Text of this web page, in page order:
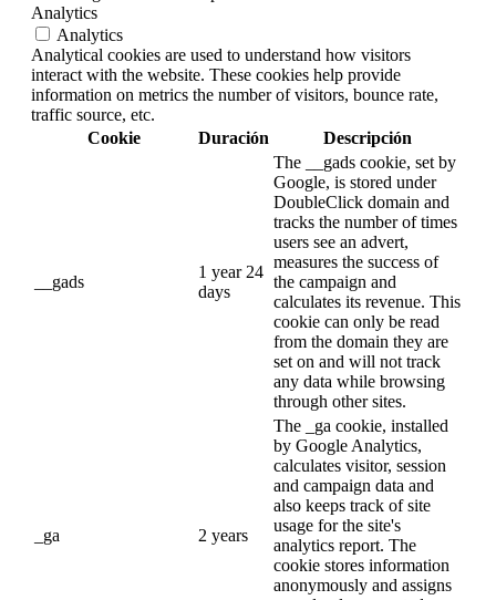
Analytics
Analytics
Analytical cookies are used to understand how visitors
interact with the website. These cookies help provide
information on metrics the number of visitors, bounce rate,
traffic source, etc.
Cookie
Duración Descripción
__gads
1 year 24
days
The __gads cookie, set by
Google, is stored under
DoubleClick domain and
tracks the number of times
users see an advert,
measures the success of
the campaign and
calculates its revenue. This
cookie can only be read
from the domain they are
set on and will not track
any data while browsing
through other sites.
_ga 2 years
The _ga cookie, installed
by Google Analytics,
calculates visitor, session
and campaign data and
also keeps track of site
usage for the site's
analytics report. The
cookie stores information
anonymously and assigns